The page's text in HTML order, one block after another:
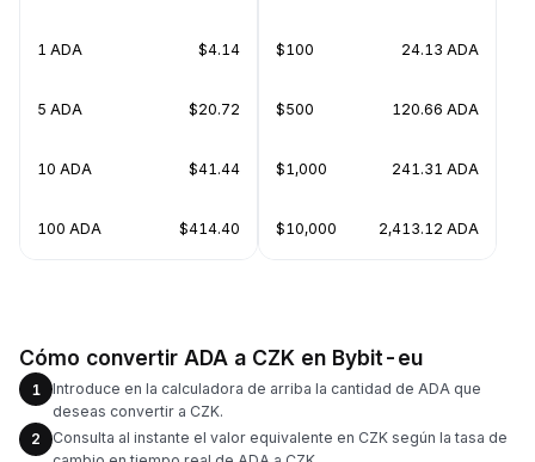
1 ADA $4.14
5 ADA $20.72
10 ADA $41.44
100 ADA $414.40
$100 24.13 ADA
$500 120.66 ADA
$1,000 241.31 ADA
$10,000 2,413.12 ADA
Cómo convertir ADA a CZK en Bybit-eu
1
Introduce en la calculadora de arriba la cantidad de ADA que
deseas convertir a CZK.
2
Consulta al instante el valor equivalente en CZK según la tasa de